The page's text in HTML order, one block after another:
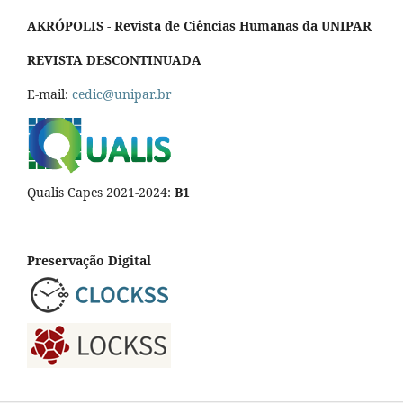
AKRÓPOLIS - Revista de Ciências Humanas da UNIPAR
REVISTA DESCONTINUADA
E-mail: cedic@unipar.br
Qualis Capes 2021-2024: B1
Preservação Digital